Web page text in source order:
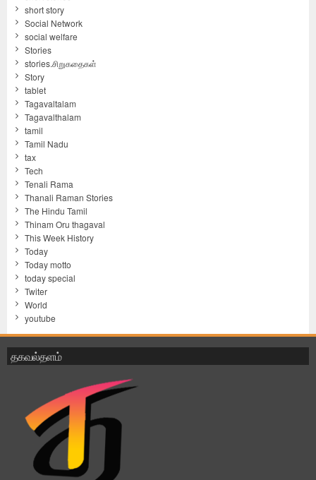
short story
Social Network
social welfare
Stories
stories.சிறுகதைகள்
Story
tablet
Tagavaltalam
Tagavalthalam
tamil
Tamil Nadu
tax
Tech
Tenali Rama
Thanali Raman Stories
The Hindu Tamil
Thinam Oru thagaval
This Week History
Today
Today motto
today special
Twiter
World
youtube
தகவல்தளம்